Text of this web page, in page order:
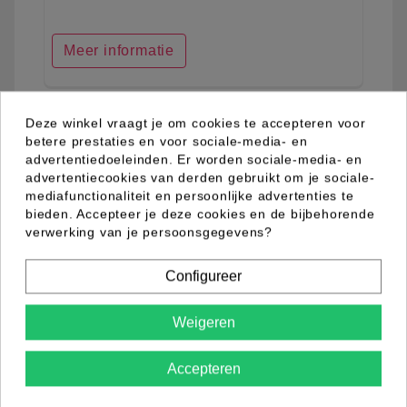
Meer informatie
favorite_border
Deze winkel vraagt je om cookies te accepteren voor
betere prestaties en voor sociale-media- en
advertentiedoeleinden. Er worden sociale-media- en
advertentiecookies van derden gebruikt om je sociale-
mediafunctionaliteit en persoonlijke advertenties te
bieden. Accepteer je deze cookies en de bijbehorende
verwerking van je persoonsgegevens?
Configureer
Weigeren
Accepteren